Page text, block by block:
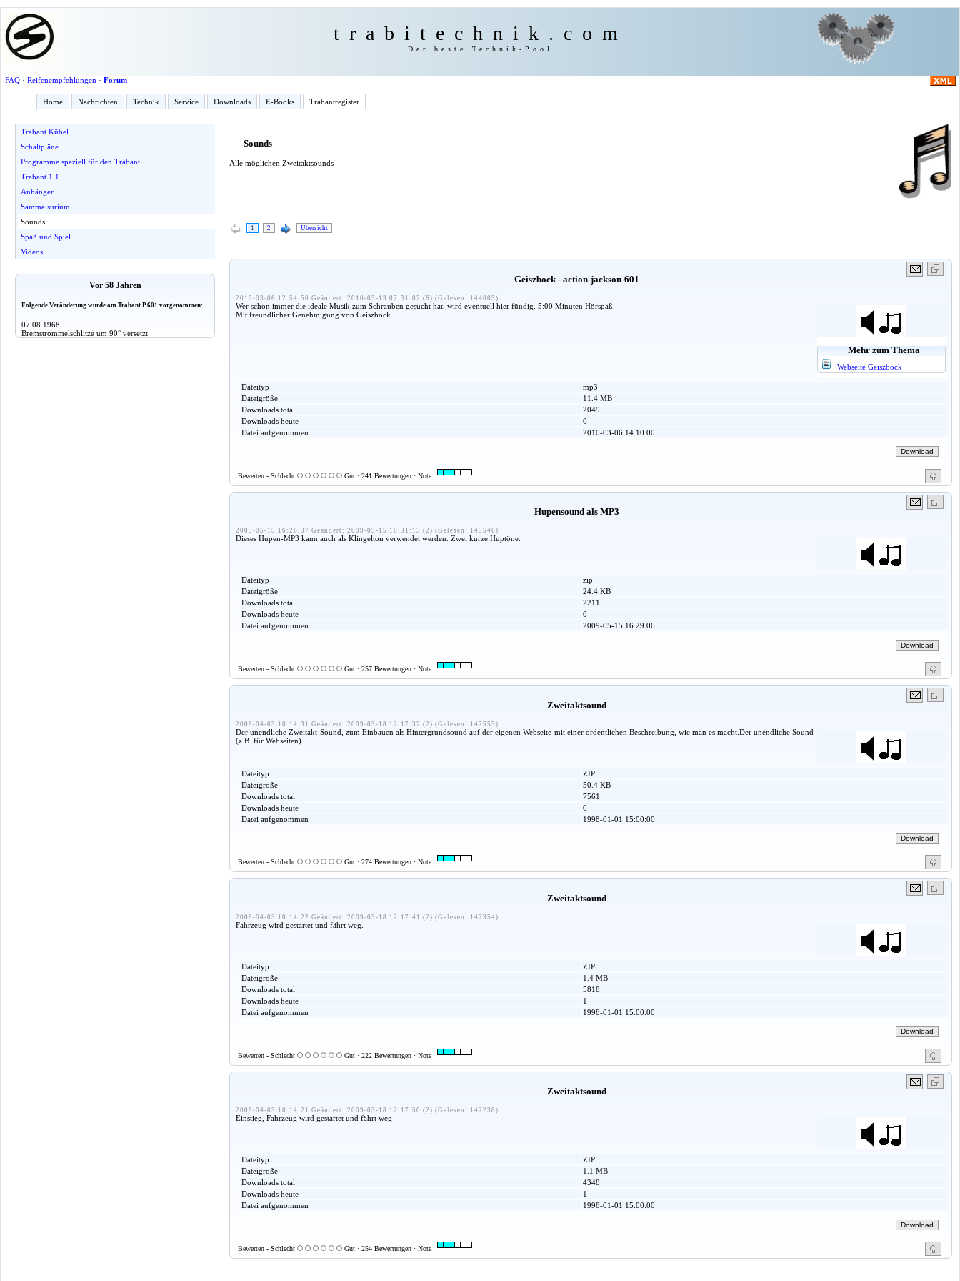
trabitechnik.com
Der beste Technik-Pool
FAQ· Reifenempfehlungen · Forum
Home Nachrichten Technik Service Downloads E-Books Trabantregister
Trabant Kübel
Schaltpläne
Programme speziell für den Trabant
Trabant 1.1
Anhänger
Sammelsurium
Sounds
Spaß und Spiel
Videos
Vor 58 Jahren
Folgende Veränderung wurde am Trabant P 601 vorgenommen:
07.08.1968:
Bremstrommelschlitze um 90° versetzt
Sounds
Alle möglichen Zweitaktsounds
1 2 Übersicht
Geiszbock - action-jackson-601
2010-03-06 12:54:50 Geändert: 2010-03-13 07:31:02 (6) (Gelesen: 144003)
Mehr zum Thema
Webseite Geiszbock
Wer schon immer die ideale Musik zum Schrauben gesucht hat, wird eventuell hier fündig. 5:00 Minuten Hörspaß.
Mit freundlicher Genehmigung von Geiszbock.
Dateityp
mp3
Dateigröße
11.4 MB
Downloads total
2049
Downloads heute
0
Datei aufgenommen
2010-03-06 14:10:00
Bewerten - Schlecht Gut · 241 Bewertungen · Note
Hupensound als MP3
2009-05-15 16:26:37 Geändert: 2009-05-15 16:31:13 (2) (Gelesen: 145546)
Dieses Hupen-MP3 kann auch als Klingelton verwendet werden. Zwei kurze Huptöne.
Dateityp
zip
Dateigröße
24.4 KB
Downloads total
2211
Downloads heute
0
Datei aufgenommen
2009-05-15 16:29:06
Bewerten - Schlecht Gut · 257 Bewertungen · Note
Zweitaktsound
2008-04-03 10:14:31 Geändert: 2009-03-18 12:17:32 (2) (Gelesen: 147553)
Der unendliche Zweitakt-Sound, zum Einbauen als Hintergrundsound auf der eigenen Webseite mit einer ordentlichen Beschreibung, wie man es macht.Der unendliche Sound
(z.B. für Webseiten)
Dateityp
ZIP
Dateigröße
50.4 KB
Downloads total
7561
Downloads heute
0
Datei aufgenommen
1998-01-01 15:00:00
Bewerten - Schlecht Gut · 274 Bewertungen · Note
Zweitaktsound
2008-04-03 10:14:22 Geändert: 2009-03-18 12:17:41 (2) (Gelesen: 147354)
Fahrzeug wird gestartet und fährt weg.
Dateityp
ZIP
Dateigröße
1.4 MB
Downloads total
5818
Downloads heute
1
Datei aufgenommen
1998-01-01 15:00:00
Bewerten - Schlecht Gut · 222 Bewertungen · Note
Zweitaktsound
2008-04-03 10:14:21 Geändert: 2009-03-18 12:17:50 (2) (Gelesen: 147238)
Einstieg, Fahrzeug wird gestartet und fährt weg
Dateityp
ZIP
Dateigröße
1.1 MB
Downloads total
4348
Downloads heute
1
Datei aufgenommen
1998-01-01 15:00:00
Bewerten - Schlecht Gut · 254 Bewertungen · Note